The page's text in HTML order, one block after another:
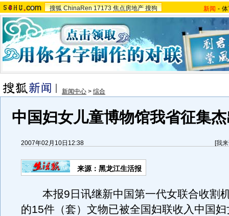
搜狐 ChinaRen 17173 焦点房地产 搜狗 新闻 -
新闻中心 > 综合
中国妇女儿童博物馆我省征集
2007年02月10日12:38 [我
来源：黑龙江生活报
本报9日讯继新中国第一代女联合收割
的15件（套）文物已被全国妇联收入中国